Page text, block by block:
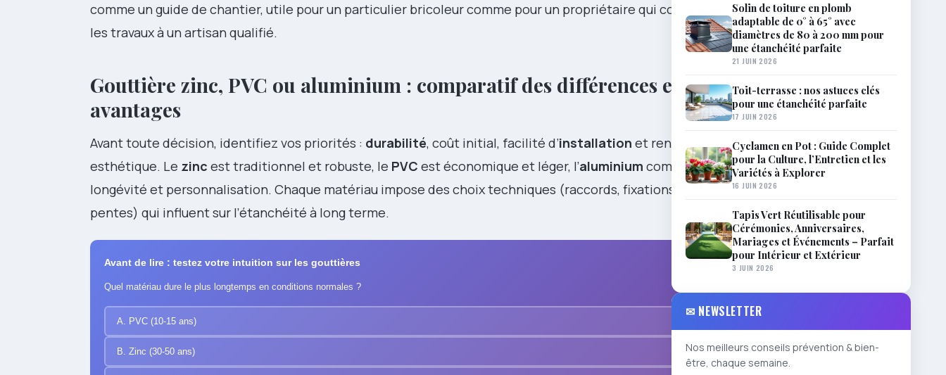
comme un guide de chantier, utile pour un particulier bricoleur comme pour un propriétaire qui confie
les travaux à un artisan qualifié.
Gouttière zinc, PVC ou aluminium : comparatif des différences et
avantages
Avant toute décision, identifiez vos priorités : durabilité, coût initial, facilité d’installation et rendu
esthétique. Le zinc est traditionnel et robuste, le PVC est économique et léger, l’aluminium combine
longévité et personnalisation. Chaque matériau impose des choix techniques (raccords, fixations,
pentes) qui influent sur l’étanchéité à long terme.
Avant de lire : testez votre intuition sur les gouttières
Quel matériau dure le plus longtemps en conditions normales ?
A. PVC (10-15 ans)
B. Zinc (30-50 ans)
Solin de toiture en plomb
adaptable de 0° à 65° avec
diamètres de 80 à 200 mm pour
une étanchéité parfaite
21 JUIN 2026
Toit-terrasse : nos astuces clés
pour une étanchéité parfaite
17 JUIN 2026
Cyclamen en Pot : Guide Complet
pour la Culture, l’Entretien et les
Variétés à Explorer
16 JUIN 2026
Tapis Vert Réutilisable pour
Cérémonies, Anniversaires,
Mariages et Événements – Parfait
pour Intérieur et Extérieur
3 JUIN 2026
✉ NEWSLETTER
Nos meilleurs conseils prévention & bien-
être, chaque semaine.